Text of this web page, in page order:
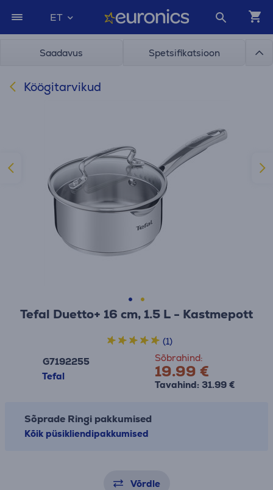
ET
Saadavus Spetsifikatsioon
Köögitarvikud
Tefal Duetto+ 16 cm, 1.5 L - Kastmepott
G7192255
Tefal
Sõbrahind:
19.99 €
Tavahind: 31.99 €
(1)
Sõprade Ringi pakkumised
Kõik püsikliendipakkumised
Võrdle